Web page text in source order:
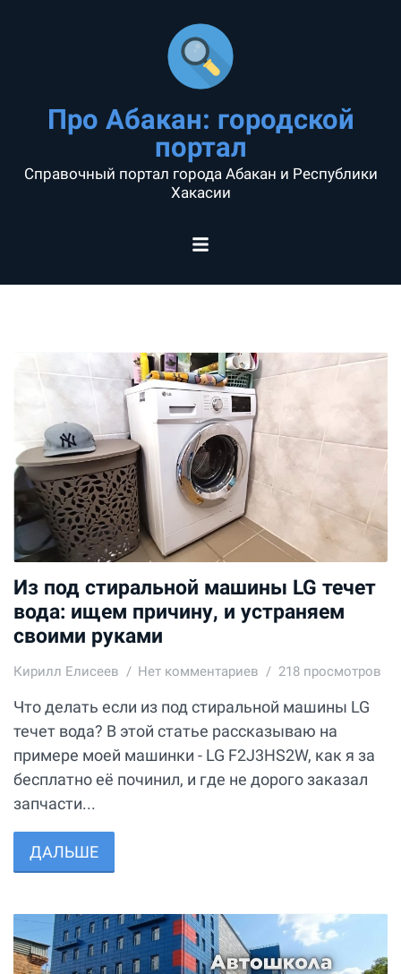
Про Абакан: городской
портал
Справочный портал города Абакан и Республики
Хакасии
Из под стиральной машины LG течет
вода: ищем причину, и устраняем
своими руками
Кирилл Елисеев Нет комментариев 218 просмотров
Что делать если из под стиральной машины LG
течет вода? В этой статье рассказываю на
примере моей машинки - LG F2J3HS2W, как я за
бесплатно её починил, и где не дорого заказал
запчасти...
ДАЛЬШЕ